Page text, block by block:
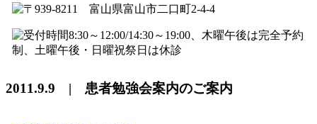
2011.9.9 | 患者勉強会案内のご案内